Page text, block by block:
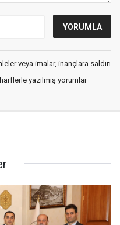
veya imalar, inançlara saldırı
yazılmış yorumlar